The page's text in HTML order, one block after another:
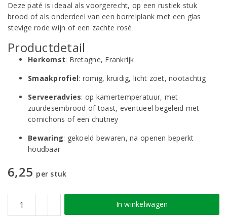
Deze paté is ideaal als voorgerecht, op een rustiek stuk
brood of als onderdeel van een borrelplank met een glas
stevige rode wijn of een zachte rosé.
Productdetail
Herkomst: Bretagne, Frankrijk
Smaakprofiel: romig, kruidig, licht zoet, nootachtig
Serveeradvies: op kamertemperatuur, met
zuurdesembrood of toast, eventueel begeleid met
cornichons of een chutney
Bewaring: gekoeld bewaren, na openen beperkt
houdbaar
6,25 per stuk
In winkelwagen